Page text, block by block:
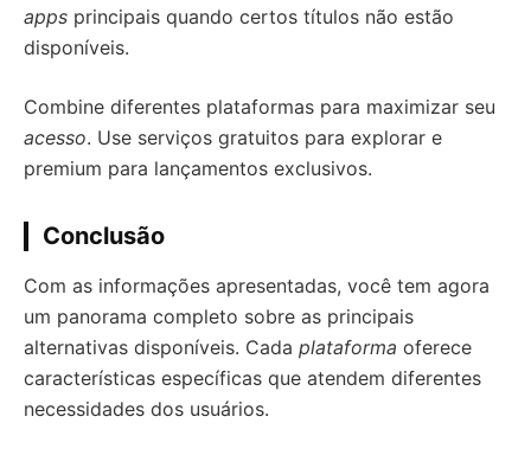
apps principais quando certos títulos não estão
disponíveis.
Combine diferentes plataformas para maximizar seu
acesso. Use serviços gratuitos para explorar e
premium para lançamentos exclusivos.
Conclusão
Com as informações apresentadas, você tem agora
um panorama completo sobre as principais
alternativas disponíveis. Cada plataforma oferece
características específicas que atendem diferentes
necessidades dos usuários.